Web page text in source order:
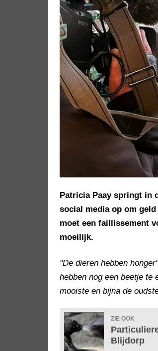
Patricia Paay springt in
social media op om
moet een faillissement
moeilijk.
"De dieren hebben honger"
hebben nog een beetje te
mooiste en bijna de
ZIE OOK
Blijdorp